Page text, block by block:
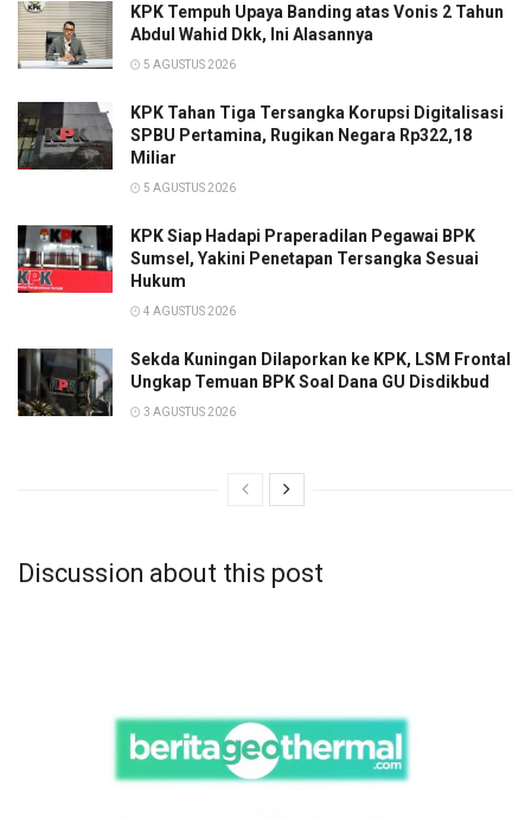
KPK Tempuh Upaya Banding atas Vonis 2 Tahun
Abdul Wahid Dkk, Ini Alasannya
5 AGUSTUS 2026
KPK Tahan Tiga Tersangka Korupsi Digitalisasi
SPBU Pertamina, Rugikan Negara Rp322,18
Miliar
5 AGUSTUS 2026
KPK Siap Hadapi Praperadilan Pegawai BPK
Sumsel, Yakini Penetapan Tersangka Sesuai
Hukum
4 AGUSTUS 2026
Sekda Kuningan Dilaporkan ke KPK, LSM Frontal
Ungkap Temuan BPK Soal Dana GU Disdikbud
3 AGUSTUS 2026
Discussion about this post